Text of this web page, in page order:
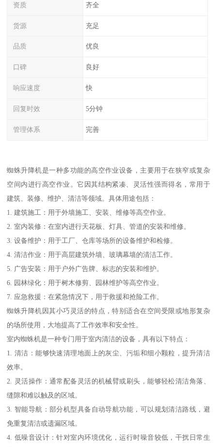
资质 齐全
货源 充足
品质 优良
口碑 良好
响应速度 快
回复时效 5分钟
管理体系 完善
蜘蛛升降机是一种多功能的高空作业设备，主要用于在狭窄或复杂
空间内进行高空作业。它因其结构紧凑、灵活性强而得名，常用于
建筑、装修、维护、清洁等领域。具体用途包括：
1. 建筑施工：用于外墙施工、安装、维修等高空作业。
2. 室内装修：在室内进行天花板、灯具、管道的安装和维修。
3. 设备维护：用于工厂、仓库等场所的设备维护和检修。
4. 清洁作业：用于高层建筑外墙、玻璃幕墙的清洁工作。
5. 广告安装：用于户外广告牌、标志的安装和维护。
6. 园林绿化：用于树木修剪、园林维护等高空作业。
7. 应急救援：在紧急情况下，用于救援和抢险工作。
蜘蛛升降机因其小巧灵活的特点，特别适合在空间受限或地形复杂
的场所使用，大地提高了工作效率和安全性。
室内蜘蛛机是一种专门用于室内清洁的设备，具有以下特点：
1. 清洁：能够快速清理地面上的灰尘、污垢和细小颗粒，提升清洁
效率。
2. 灵活操作：通常配备灵活的机械臂或刷头，能够轻松清洁角落、
缝隙和难以触及的区域。
3. 智能导航：部分机型具备自动导航功能，可以规划清洁路线，避
免重复清洁或遗漏区域。
4. 低噪音设计：针对室内环境优化，运行时噪音较低，干扰日常生